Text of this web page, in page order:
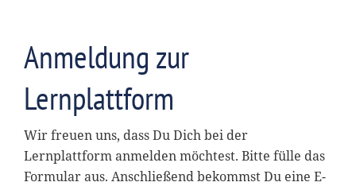
Anmeldung zur
Lernplattform
Wir freuen uns, dass Du Dich bei der
Lernplattform anmelden möchtest. Bitte fülle das
Formular aus. Anschließend bekommst Du eine E-